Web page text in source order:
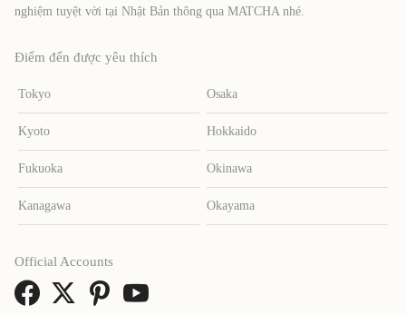
nghiệm tuyệt vời tại Nhật Bản thông qua MATCHA nhé.
Điểm đến được yêu thích
Tokyo Osaka
Kyoto Hokkaido
Fukuoka Okinawa
Kanagawa Okayama
Official Accounts